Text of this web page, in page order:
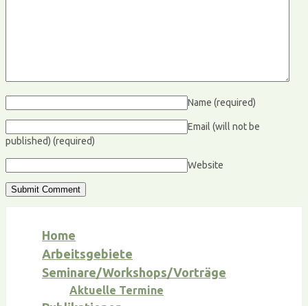
Name (required)
Email (will not be
published) (required)
Website
Home
Arbeitsgebiete
Seminare/Workshops/Vorträge
Aktuelle Termine